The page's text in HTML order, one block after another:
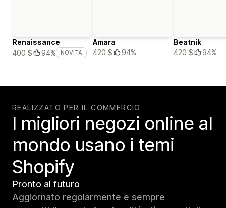
Renaissance
400 $
94% NOVITÀ
Amara
420 $
94%
Beatnik
420 $
94%
REALIZZATO PER IL COMMERCIO
I migliori negozi online al
mondo usano i temi
Shopify
Pronto al futuro
Aggiornato regolarmente e sempre